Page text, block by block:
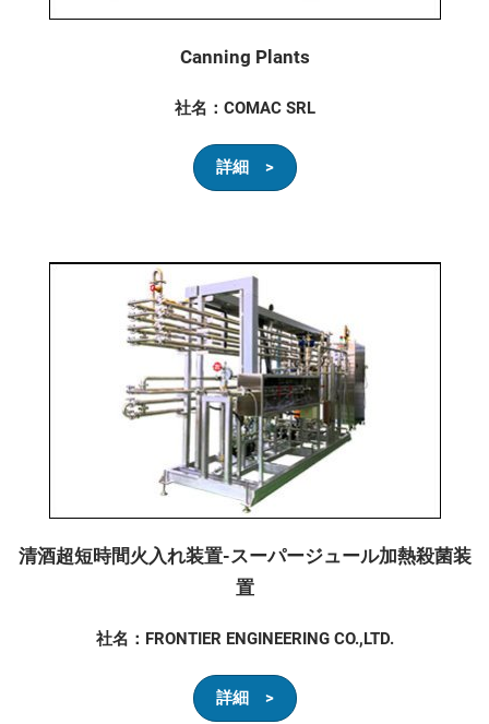
Canning Plants
社名：COMAC SRL
詳細 >
清酒超短時間火入れ装置-スーパージュール加熱殺菌装
置
社名：FRONTIER ENGINEERING CO.,LTD.
詳細 >